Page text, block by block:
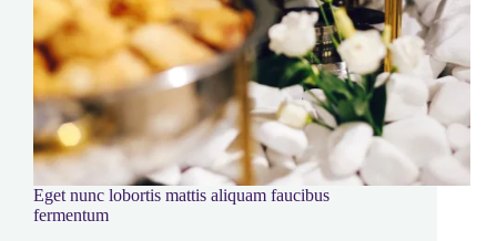
Eget nunc lobortis mattis aliquam faucibus
fermentum